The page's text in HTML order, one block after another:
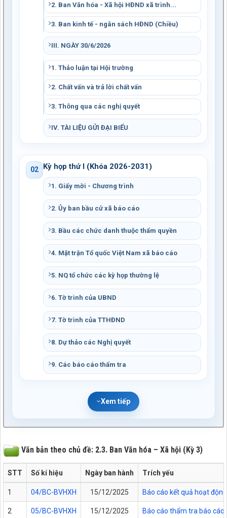
2. Ban Văn hóa - Xã hội HĐND xã trình...
3. Ban kinh tế - ngân sách HĐND (Chiều)
III. NGÀY 30/6/2026
1. Thảo luận tại Hội trường
2. Chất vấn và trả lời chất vấn
3. Thông qua các nghị quyết
IV. TÀI LIỆU GỬI ĐẠI BIỂU
02 Kỳ họp thứ I (Khóa 2026-2031)
1. Giấy mời - Chương trình
2. Ủy ban bầu cử xã báo cáo
3. Bầu các chức danh thuộc thẩm quyền
4. Mặt trận Tổ quốc Việt Nam xã báo cáo
5. NQ tổ chức các kỳ họp thường lệ
6. Tờ trình của UBND
7. Tờ trình của TTHĐND
8. Dự thảo các Nghị quyết
9. Các báo cáo thẩm tra
Xem tiếp
Văn bản theo chủ đề: 2.3. Ban Văn hóa – Xã hội (Kỳ 3)
STT Số kí hiệu Ngày ban hành Trích yếu
1 04/BC-BVHXH 15/12/2025 Báo cáo kết quả hoạt
2 05/BC-BVHXH 15/12/2025 Báo cáo thẩm tra báo